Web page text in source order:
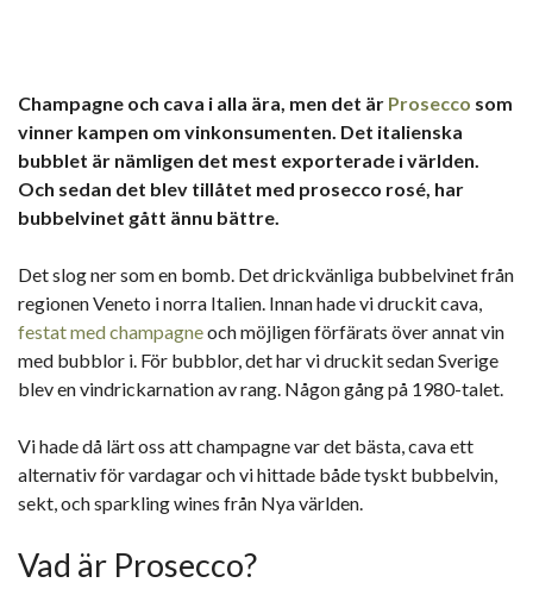
Champagne och cava i alla ära, men det är Prosecco som
vinner kampen om vinkonsumenten. Det italienska
bubblet är nämligen det mest exporterade i världen.
Och sedan det blev tillåtet med prosecco rosé, har
bubbelvinet gått ännu bättre.
Det slog ner som en bomb. Det drickvänliga bubbelvinet från
regionen Veneto i norra Italien. Innan hade vi druckit cava,
festat med champagneoch möjligen förfärats över annat vin
med bubblor i. För bubblor, det har vi druckit sedan Sverige
blev en vindrickarnation av rang. Någon gång på 1980-talet.
Vi hade då lärt oss att champagne var det bästa, cava ett
alternativ för vardagar och vi hittade både tyskt bubbelvin,
sekt, och sparkling wines från Nya världen.
Vad är Prosecco?